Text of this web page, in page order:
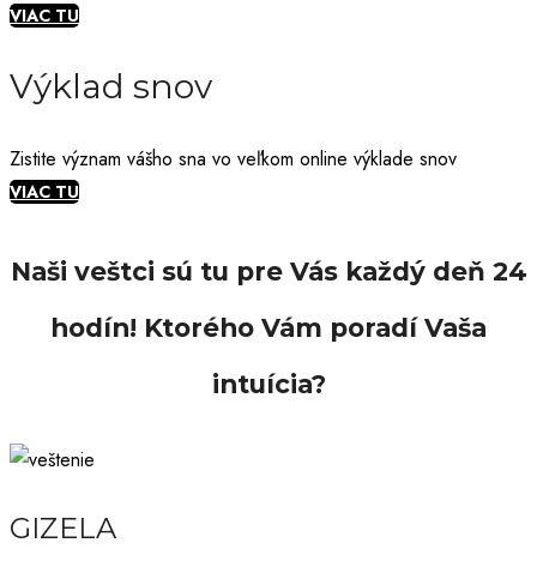
VIAC TU
Výklad snov
Zistite význam vášho sna vo veľkom online výklade snov
VIAC TU
Naši veštci sú tu pre Vás každý deň 24
hodín! Ktorého Vám poradí Vaša
intuícia?
GIZELA